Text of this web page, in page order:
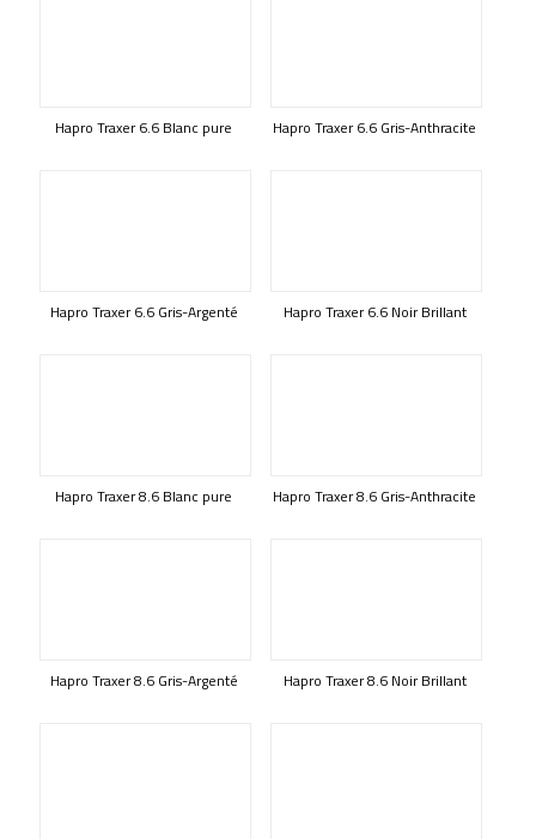
Hapro Traxer 6.6 Blanc pure Hapro Traxer 6.6 Gris-Anthracite
Hapro Traxer 6.6 Gris-Argenté Hapro Traxer 6.6 Noir Brillant
Hapro Traxer 8.6 Blanc pure Hapro Traxer 8.6 Gris-Anthracite
Hapro Traxer 8.6 Gris-Argenté Hapro Traxer 8.6 Noir Brillant